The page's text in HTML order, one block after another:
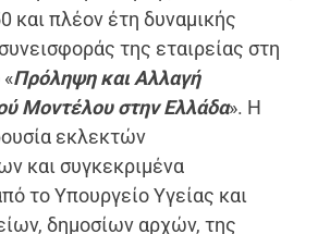
και πλέον έτη δυναμικής
της εταιρείας στη
Πρόληψη και Αλλαγή
Μοντέλου στην Ελλάδα». Η
εκλεκτών
και συγκεκριμένα
το Υπουργείο Υγείας και
δημοσίων αρχών, της